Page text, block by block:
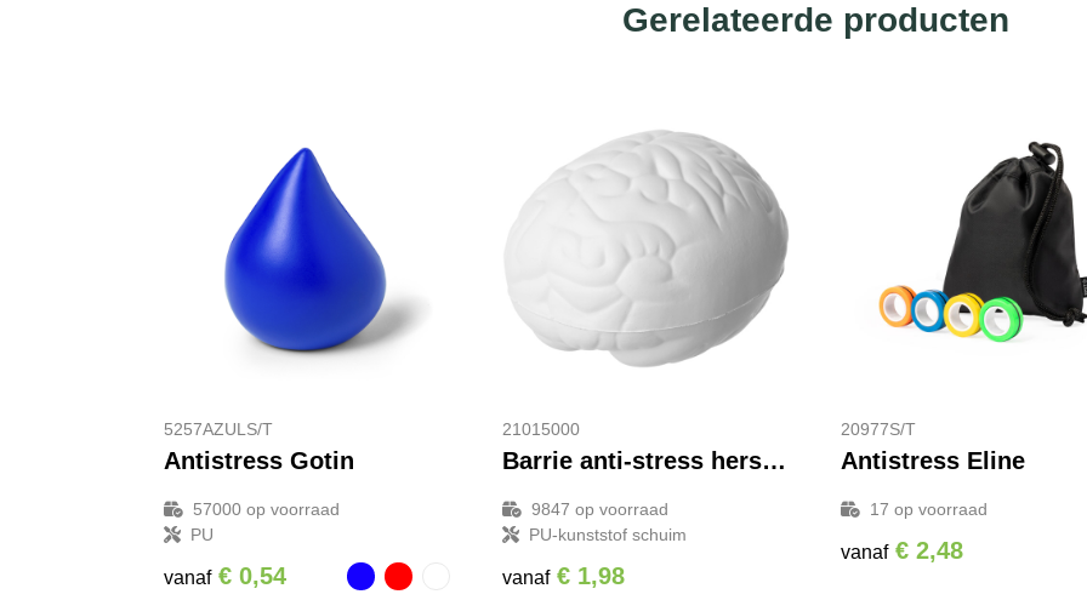
Gerelateerde producten
5257AZULS/T
Antistress Gotin
57000op voorraad
PU
vanaf € 0,54
21015000
Barrie anti-stress hersens
9847 op voorraad
PU-kunststof schuim
vanaf € 1,98
20977S/T
Antistress Eline
17 op voorraad
vanaf € 2,48